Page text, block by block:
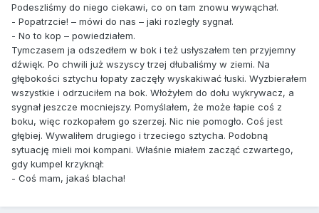
Podeszliśmy do niego ciekawi, co on tam znowu wywąchał.
- Popatrzcie! – mówi do nas – jaki rozległy sygnał.
- No to kop – powiedziałem.
Tymczasem ja odszedłem w bok i też usłyszałem ten przyjemny
dźwięk. Po chwili już wszyscy trzej dłubaliśmy w ziemi. Na
głębokości sztychu łopaty zaczęły wyskakiwać łuski. Wyzbierałem
wszystkie i odrzuciłem na bok. Włożyłem do dołu wykrywacz, a
sygnał jeszcze mocniejszy. Pomyślałem, że może łapie coś z
boku, więc rozkopałem go szerzej. Nic nie pomogło. Coś jest
głębiej. Wywaliłem drugiego i trzeciego sztycha. Podobną
sytuację mieli moi kompani. Właśnie miałem zacząć czwartego,
gdy kumpel krzyknął:
- Coś mam, jakaś blacha!